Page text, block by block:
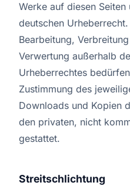
Werke auf diesen Seiten
deutschen
Bearbeitung,
Verwertung außerhalb
Urheberrechtes
Zustimmung des
Downloads und Kopien
den privaten, nicht
gestattet.
Streitschlichtung